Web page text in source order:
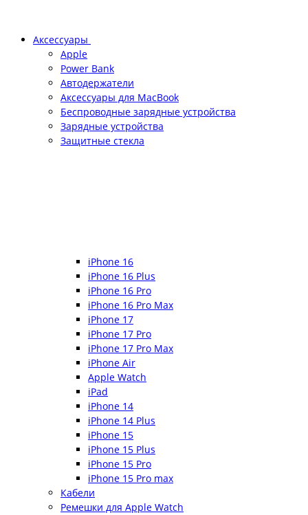
Аксессуары
Apple
Power Bank
Автодержатели
Аксессуары для MacBook
Беспроводные зарядные устройства
Зарядные устройства
Защитные стекла
iPhone 16
iPhone 16 Plus
iPhone 16 Pro
iPhone 16 Pro Max
iPhone 17
iPhone 17 Pro
iPhone 17 Pro Max
iPhone Air
Apple Watch
iPad
iPhone 14
iPhone 14 Plus
iPhone 15
iPhone 15 Plus
iPhone 15 Pro
iPhone 15 Pro max
Кабели
Ремешки для Apple Watch